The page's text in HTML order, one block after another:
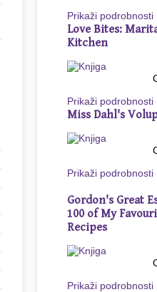
Prikaži podrobnosti
Love Bites:
Kitchen
Prikaži podrobnosti
Miss Dahl's
Prikaži podrobnosti
Gordon's Great
100 of My
Recipes
Prikaži podrobnosti